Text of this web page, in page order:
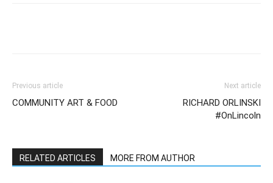
Previous article
COMMUNITY ART & FOOD
Next article
RICHARD ORLINSKI
#OnLincoln
RELATED ARTICLES MORE FROM AUTHOR